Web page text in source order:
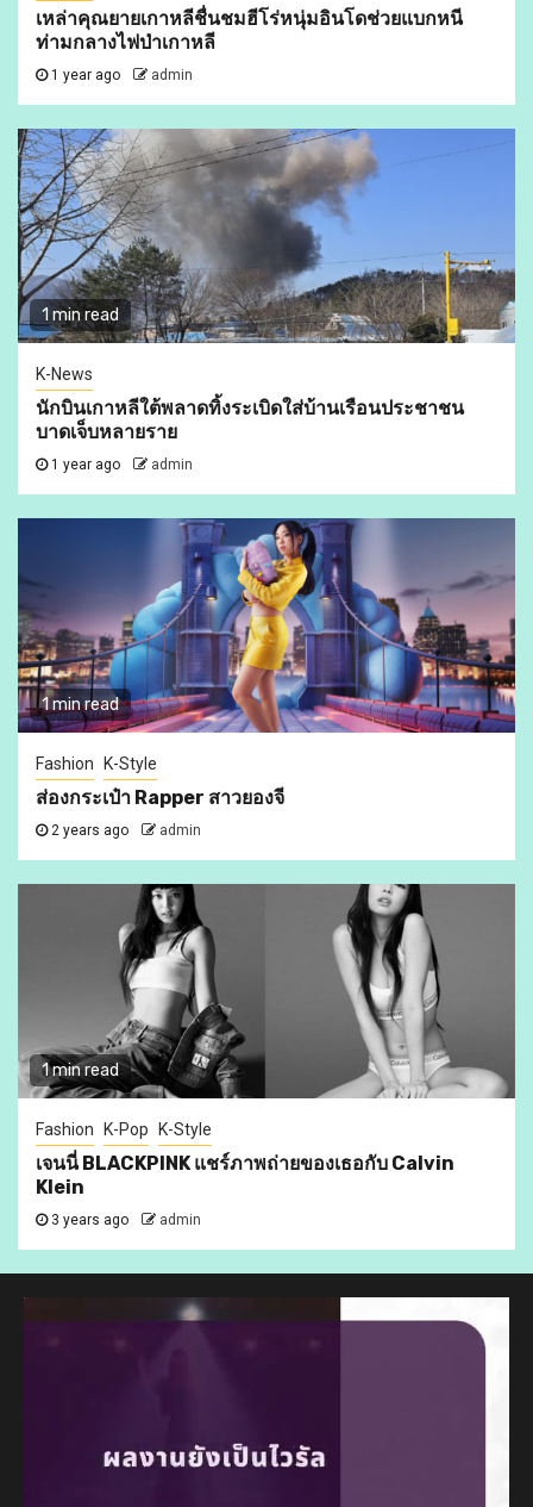
เหล่าคุณยายเกาหลีชื่นชมฮีโร่หนุ่มอินโดช่วยแบกหนี
ท่ามกลางไฟป่าเกาหลี
1 year ago admin
1 min read
K-News
นักบินเกาหลีใต้พลาดทิ้งระเบิดใส่บ้านเรือนประชาชน
บาดเจ็บหลายราย
1 year ago admin
1 min read
Fashion K-Style
ส่องกระเป๋า Rapper สาวยองจี
2 years ago admin
1 min read
Fashion K-Pop K-Style
เจนนี่ BLACKPINK แชร์ภาพถ่ายของเธอกับ Calvin
Klein
3 years ago admin